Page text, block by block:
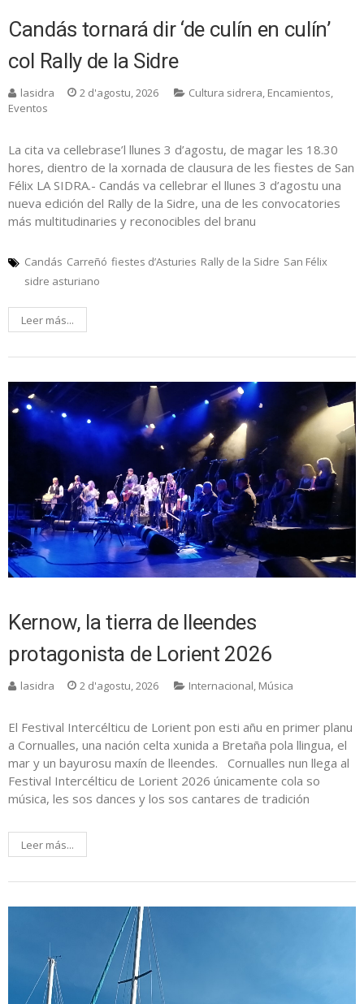
Candás tornará dir ‘de culín en culín’
col Rally de la Sidre
lasidra 2 d'agostu, 2026 Cultura sidrera, Encamientos,
Eventos
La cita va cellebrase’l llunes 3 d’agostu, de magar les 18.30
hores, dientro de la xornada de clausura de les fiestes de San
Félix LA SIDRA.- Candás va cellebrar el llunes 3 d’agostu una
nueva edición del Rally de la Sidre, una de les convocatories
más multitudinaries y reconocibles del branu
Candás Carreñó fiestes d’Asturies Rally de la Sidre San Félix
sidre asturiano
Leer más...
Kernow, la tierra de lleendes
protagonista de Lorient 2026
lasidra 2 d'agostu, 2026 Internacional, Música
El Festival Intercélticu de Lorient pon esti añu en primer planu
a Cornualles, una nación celta xunida a Bretaña pola llingua, el
mar y un bayurosu maxín de lleendes. Cornualles nun llega al
Festival Intercélticu de Lorient 2026 únicamente cola so
música, les sos dances y los sos cantares de tradición
Leer más...